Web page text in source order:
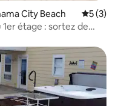
City Beach
5 (3)
étage : sortez de